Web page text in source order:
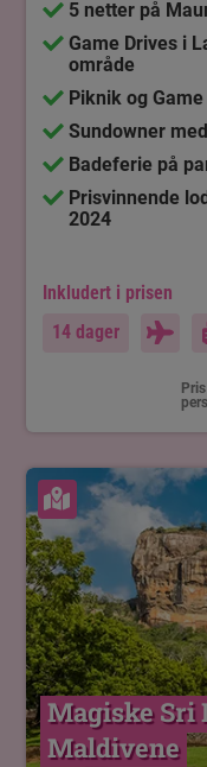
5 netter på
Game Drives i
område
Piknik og
Sundowner
Badeferie på
Prisvinnende
2024
Inkludert i prisen
14 dager
Se kart
Magiske Sri
Maldivene